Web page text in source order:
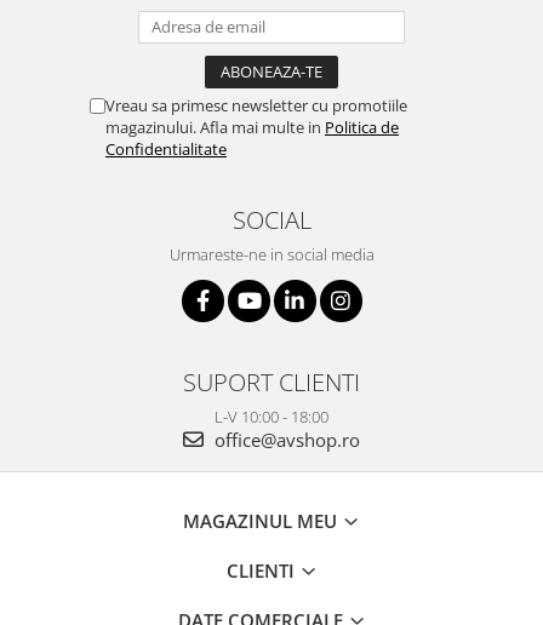
Vreau sa primesc newsletter cu promotiile
magazinului. Afla mai multe in Politica de
Confidentialitate
SOCIAL
Urmareste-ne in social media
SUPORT CLIENTI
L-V 10:00 - 18:00
office@avshop.ro
MAGAZINUL MEU
CLIENTI